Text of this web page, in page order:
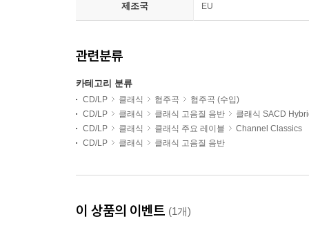
제조국 EU
관련분류
카테고리 분류
CD/LP 클래식 협주곡
협주곡 (수입)
CD/LP
클래식 클래식 고음질 음반
클래식 SACD
CD/LP
클래식 클래식 주요 레이블
Channel Classics
CD/LP
클래식 클래식 고음질 음반
이 상품의 이벤트 (1개)